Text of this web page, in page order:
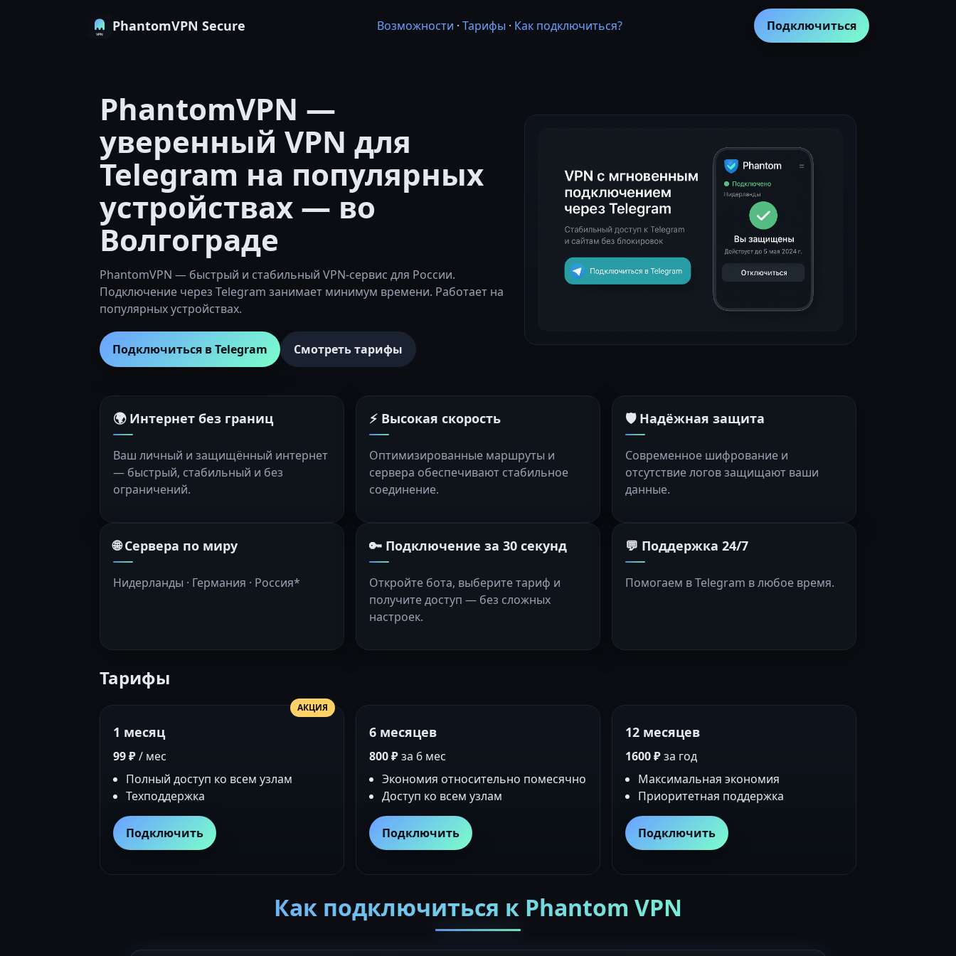
PhantomVPN Secure Возможности · Тарифы · Как подключиться? Подключиться
PhantomVPN —
уверенный VPN для
Telegram на популярных
устройствах — во
Волгограде
PhantomVPN — быстрый и стабильный VPN-сервис для России.
Подключение через Telegram занимает минимум времени. Работает на
популярных устройствах.
Подключиться в Telegram Смотреть тарифы
🌍 Интернет без границ
Ваш личный и защищённый интернет
— быстрый, стабильный и без
ограничений.
⚡ Высокая скорость
Оптимизированные маршруты и
сервера обеспечивают стабильное
соединение.
🛡️ Надёжная защита
Современное шифрование и
отсутствие логов защищают ваши
данные.
🌐 Сервера по миру
Нидерланды · Германия · Россия*
🔑 Подключение за 30 секунд
Откройте бота, выберите тариф и
получите доступ — без сложных
настроек.
💬 Поддержка 24/7
Помогаем в Telegram в любое время.
Тарифы
АКЦИЯ
1 месяц
99 ₽/ мес
Полный доступ ко всем узлам
Техподдержка
Подключить
6 месяцев
800 ₽за 6 мес
Экономия относительно помесячно
Доступ ко всем узлам
Подключить
12 месяцев
1600 ₽за год
Максимальная экономия
Приоритетная поддержка
Подключить
Как подключиться к Phantom VPN